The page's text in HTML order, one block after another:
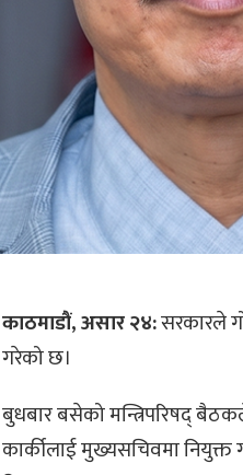
काठमाडौं, असार २४:सरकारले
गरेको छ।
बुधबार बसेको मन्त्रिपरिषद्
कार्कीलाई मुख्यसचिवमा नियुक्त